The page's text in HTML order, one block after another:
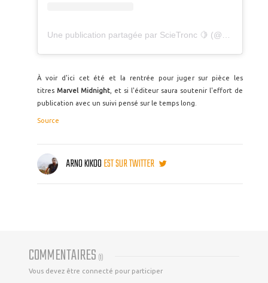
À voir d'ici cet été et la rentrée pour juger sur pièce les
titres Marvel Midnight , et si l'éditeur saura soutenir l'effort de
publication avec un suivi pensé sur le temps long.
Source
ARNO KIKOOEST SUR TWITTER
COMMENTAIRES (1)
Vous devez être connecté pour participer